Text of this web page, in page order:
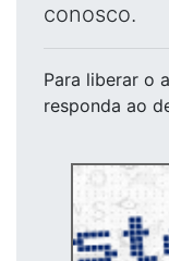
conosco.
Para liberar o
responda ao